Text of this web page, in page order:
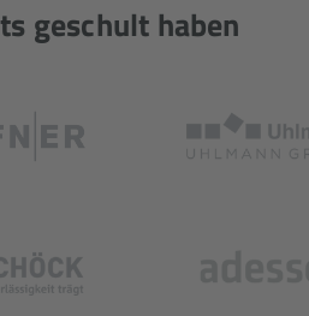
geschult haben